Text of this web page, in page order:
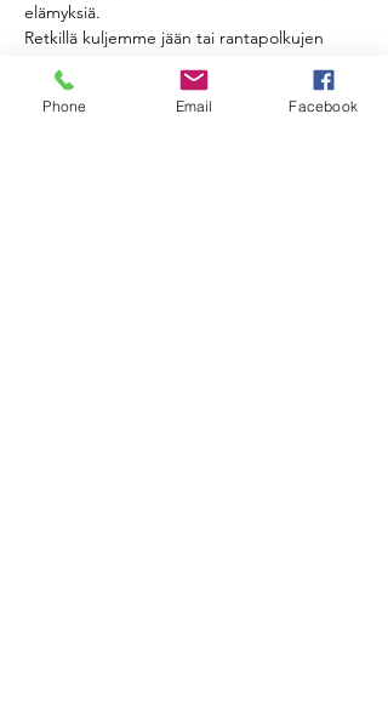
elämyksiä.
Retkillä kuljemme jään tai rantapolkujen
nautimme henkeäsalpaavista
merimaisemista. Melomme Saaristomeren
Phone Email Facebook